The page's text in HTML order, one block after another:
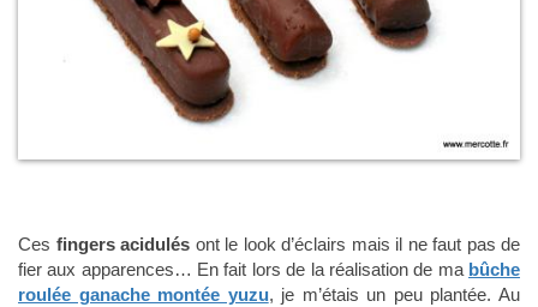
Ces fingers acidulés ont le look d’éclairs mais il ne faut pas de
fier aux apparences… En fait lors de la réalisation de ma bûche
roulée ganache montée yuzu, je m’étais un peu plantée. Au